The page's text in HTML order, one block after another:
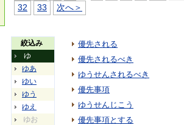
32
33 次へ＞
絞込み
ゆ
ゆあ
ゆい
ゆう
ゆえ
ゆお
優先される
優先されるべき
ゆうせんされるべき
優先事項
ゆうせんじこう
優先事項とする